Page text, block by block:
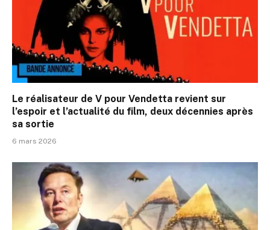
Le réalisateur de V pour Vendetta revient sur
l’espoir et l’actualité du film, deux décennies après
sa sortie
6 mars 2026